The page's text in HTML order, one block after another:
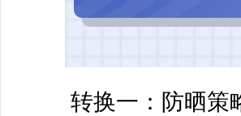
转换一：防晒策略